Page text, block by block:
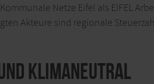
Netze Eifel als EIFEL
Akteure sind regionale
klimaneutral